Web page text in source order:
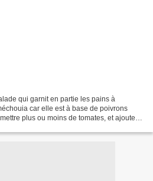
qui garnit en partie les pains à
car elle est à base de poivrons
plus ou moins de tomates, et ajouter